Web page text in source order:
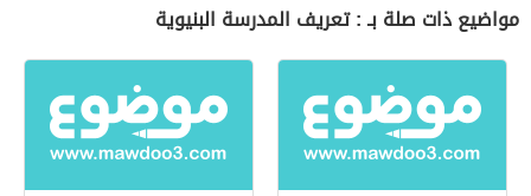
مواضيع ذات صلة بـ : تعريف المدرسة البنيوية